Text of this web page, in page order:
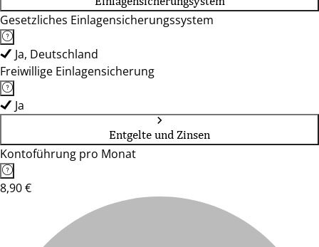
Gesetzliches Einlagensicherungssystem
Ja, Deutschland
Freiwillige Einlagensicherung
Ja
Entgelte und Zinsen
Kontoführung pro Monat
8,90 €